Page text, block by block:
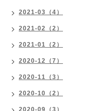
2021-03（4）
2021-02（2）
2021-01（2）
2020-12（7）
2020-11（3）
2020-10（2）
2020-09（3）